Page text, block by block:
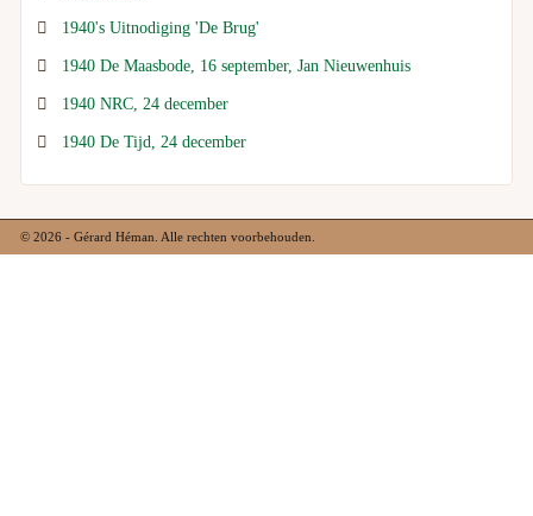
1940's Uitnodiging 'De Brug'
1940 De Maasbode, 16 september, Jan Nieuwenhuis
1940 NRC, 24 december
1940 De Tijd, 24 december
© 2026 - Gérard Héman. Alle rechten voorbehouden.